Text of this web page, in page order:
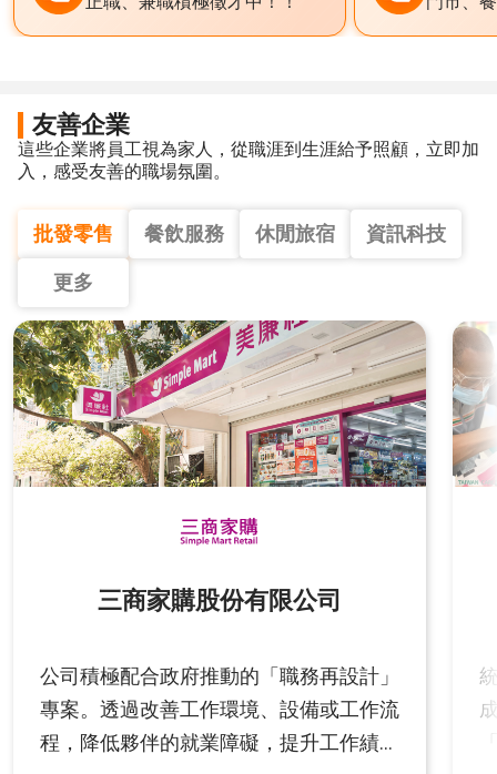
友善企業
這些企業將員工視為家人，從職涯到生涯給予照顧，立即加
入，感受友善的職場氛圍。
批發零售 餐飲服務 休閒旅宿 資訊科技
更多
三商家購股份有限公司
公司積極配合政府推動的「職務再設計」
專案。透過改善工作環境、設備或工作流
程，降低夥伴的就業障礙，提升工作績